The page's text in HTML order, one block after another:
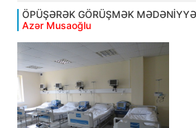
ÖPÜŞƏRƏK GÖRÜŞMƏK
Azər Musaoğlu